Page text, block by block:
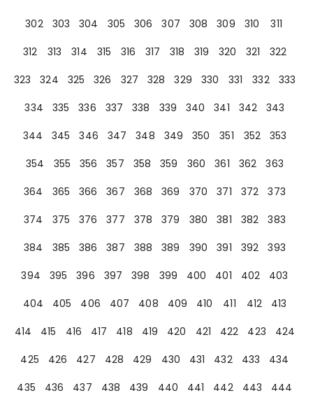
302
303 304 305 306 307 308 309 310
311
312
313 314 315 316 317 318 319 320 321
322
323
324 325 326 327 328 329 330 331 332
333
334
335 336 337 338 339 340 341 342
343
344
345 346 347 348 349 350 351 352
353
354
355 356 357 358 359 360 361 362
363
364
365 366 367 368 369 370 371 372
373
374
375 376 377 378 379 380 381 382
383
384
385 386 387 388 389 390 391 392
393
394
395 396 397 398 399 400 401 402
403
404
405 406 407 408 409 410 411 412
413
414
415 416 417 418 419 420 421 422 423
424
425
426 427 428 429 430 431 432 433
434
435
436 437 438 439 440 441 442 443
444